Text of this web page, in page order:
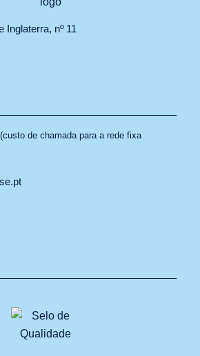
Inglaterra, nº 11
de chamada para a rede fixa